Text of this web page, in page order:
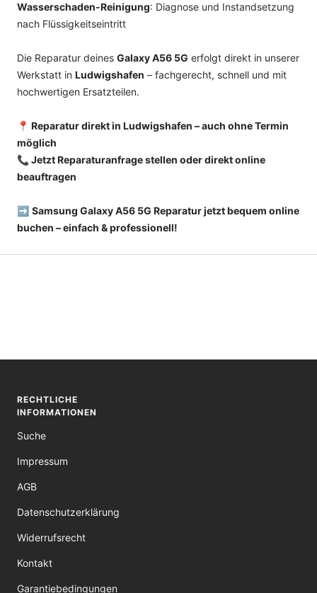
Wasserschaden-Reinigung: Diagnose und Instandsetzung
nach Flüssigkeitseintritt
Die Reparatur deines Galaxy A56 5G erfolgt direkt in unserer
Werkstatt in Ludwigshafen – fachgerecht, schnell und mit
hochwertigen Ersatzteilen.
📍 Reparatur direkt in Ludwigshafen – auch ohne Termin
möglich
📞 Jetzt Reparaturanfrage stellen oder direkt online
beauftragen
➡️ Samsung Galaxy A56 5G Reparatur jetzt bequem online
buchen – einfach & professionell!
RECHTLICHE
INFORMATIONEN
Suche
Impressum
AGB
Datenschutzerklärung
Widerrufsrecht
Kontakt
Garantiebedingungen